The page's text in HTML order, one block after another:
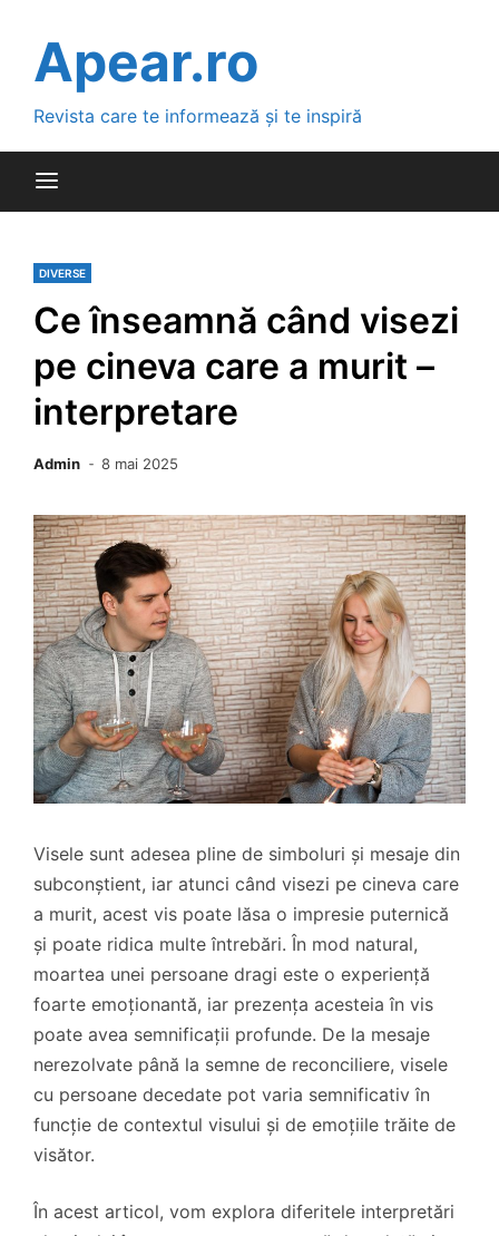
contentApear.ro
Revista care te informează și te inspiră
DIVERSE
Ce înseamnă când visezi
pe cineva care a murit –
interpretare
Admin 8 mai 2025
Visele sunt adesea pline de simboluri și mesaje din
subconștient, iar atunci când visezi pe cineva care
a murit, acest vis poate lăsa o impresie puternică
și poate ridica multe întrebări. În mod natural,
moartea unei persoane dragi este o experiență
foarte emoționantă, iar prezența acesteia în vis
poate avea semnificații profunde. De la mesaje
nerezolvate până la semne de reconciliere, visele
cu persoane decedate pot varia semnificativ în
funcție de contextul visului și de emoțiile trăite de
visător.
În acest articol, vom explora diferitele interpretări